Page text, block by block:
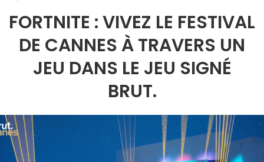
FORTNITE : VIVEZ LE FESTIVAL
DE CANNES À TRAVERS UN
JEU DANS LE JEU SIGNÉ
BRUT.